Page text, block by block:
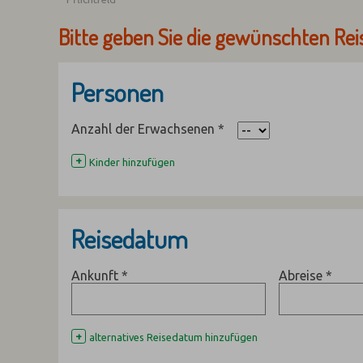
Bitte geben Sie die gewünschten
Personen
Anzahl der Erwachsenen *
+ Kinder hinzufügen
Reisedatum
Ankunft * Abreise *
+ alternatives Reisedatum hinzufügen